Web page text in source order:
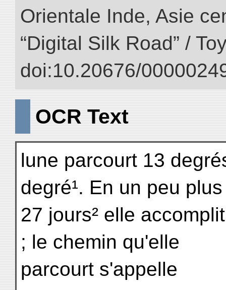
Orientale Inde, Asie
“Digital Silk Road” /
doi:10.20676/
OCR Text
lune parcourt 13
degré¹. En un peu
27 jours² elle
; le chemin qu'elle
parcourt s'appelle